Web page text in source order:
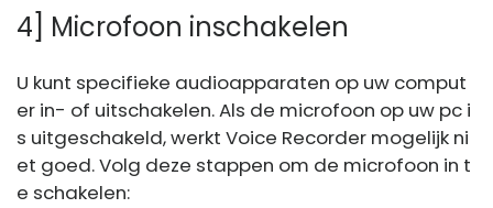
4] Microfoon inschakelen
U kunt specifieke audioapparaten op uw comput
er in- of uitschakelen. Als de microfoon op uw pc i
s uitgeschakeld, werkt Voice Recorder mogelijk ni
et goed. Volg deze stappen om de microfoon in t
e schakelen: